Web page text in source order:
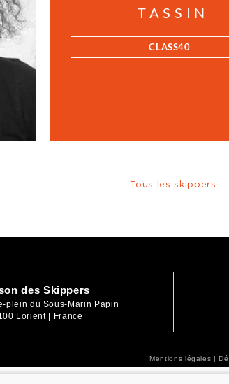
TASSIN
CLASS40
Tous les skippers
des Skippers
plein du Sous-Marin Papin
Lorient | France
Mentions légales |